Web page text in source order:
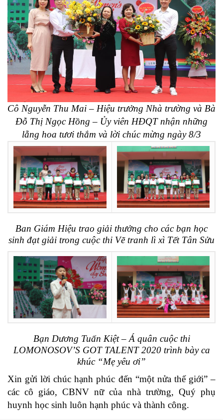
Cô Nguyễn Thu Mai – Hiệu trưởng Nhà trường và Bà
Đỗ Thị Ngọc Hồng – Ủy viên HĐQT nhận những
lẵng hoa tươi thắm và lời chúc mừng ngày 8/3
Ban Giám Hiệu trao giải thưởng cho các bạn học
sinh đạt giải trong cuộc thi Vẽ tranh lì xì Tết Tân Sửu
Bạn Dương Tuấn Kiệt – Á quân cuộc thi
LOMONOSOV’S GOT TALENT 2020 trình bày ca
khúc “Mẹ yêu ơi”
Xin gửi lời chúc hạnh phúc đến “một nửa thế giới” –
các cô giáo, CBNV nữ của nhà trường, Quý phụ
huynh học sinh luôn hạnh phúc và thành công.